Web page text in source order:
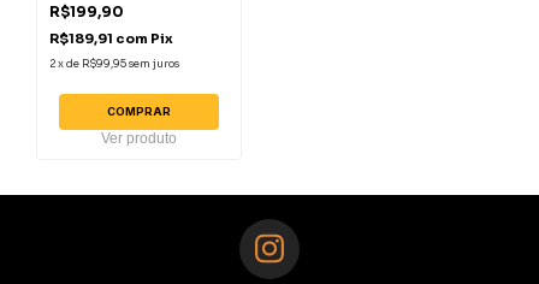
R$199,90
R$189,91 com Pix
2xde R$99,95sem juros
COMPRAR
Ver produto